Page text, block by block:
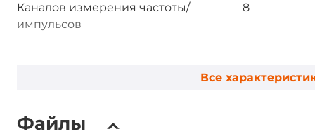
Каналов измерения частоты/
импульсов
8
Максимальная частота счётчика
Все
Файлы